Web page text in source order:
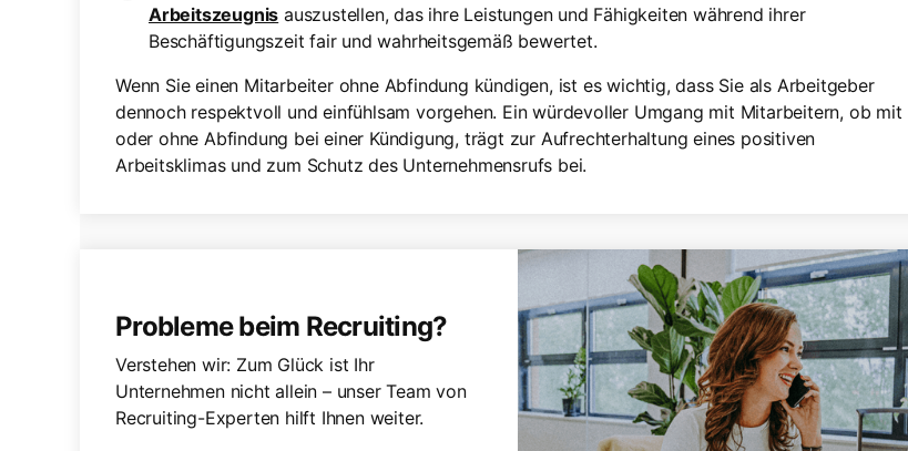
Arbeitszeugnis auszustellen, das ihre Leistungen und Fähigkeiten während ihrer
Beschäftigungszeit fair und wahrheitsgemäß bewertet.
Wenn Sie einen Mitarbeiter ohne Abfindung kündigen, ist es wichtig, dass Sie als Arbeitgeber
dennoch respektvoll und einfühlsam vorgehen. Ein würdevoller Umgang mit Mitarbeitern, ob mit
oder ohne Abfindung bei einer Kündigung, trägt zur Aufrechterhaltung eines positiven
Arbeitsklimas und zum Schutz des Unternehmensrufs bei.
Probleme beim Recruiting?
Verstehen wir: Zum Glück ist Ihr
Unternehmen nicht allein – unser Team von
Recruiting-Experten hilft Ihnen weiter.